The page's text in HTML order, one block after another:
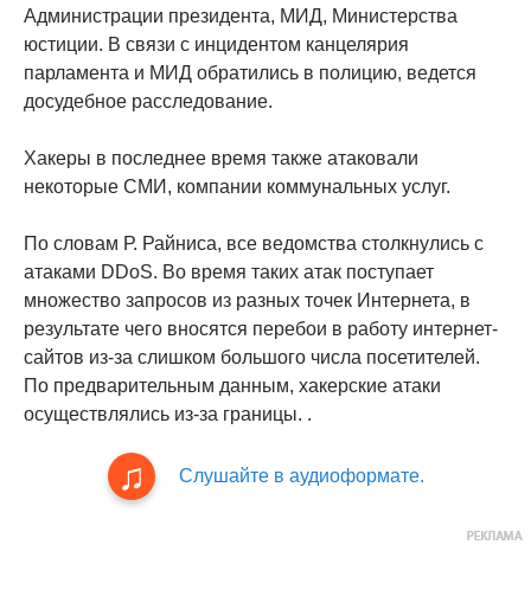
Администрации президента, МИД, Министерства
юстиции. В связи с инцидентом канцелярия
парламента и МИД обратились в полицию, ведется
досудебное расследование.
Хакеры в последнее время также атаковали
некоторые СМИ, компании коммунальных услуг.
По словам Р. Райниса, все ведомства столкнулись с
атаками DDoS. Во время таких атак поступает
множество запросов из разных точек Интернета, в
результате чего вносятся перебои в работу интернет-
сайтов из-за слишком большого числа посетителей.
По предварительным данным, хакерские атаки
осуществлялись из-за границы. .
Слушайте в аудиоформате.